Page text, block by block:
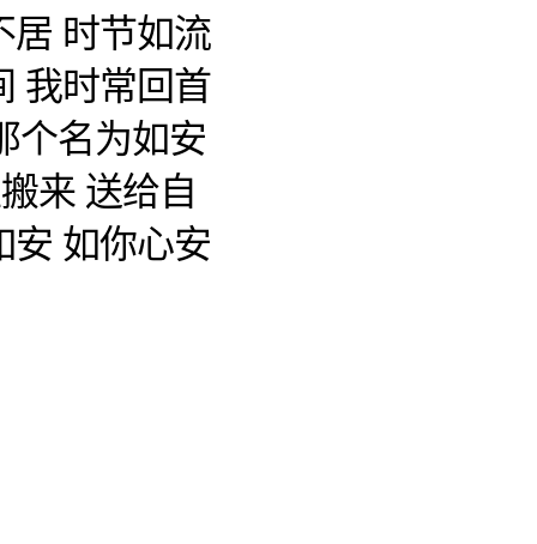
时节如流
我时常回首
个名为如安
来 送给自
如你心安